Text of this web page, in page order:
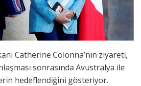
Catherine Colonna’nın ziyareti,
sonrasında Avustralya ile
hedeflendiğini gösteriyor.